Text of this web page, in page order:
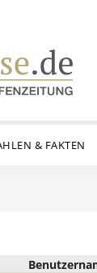
& FAKTEN